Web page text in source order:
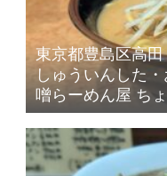
東京都豊島区高
しゅういんした
噌らーめん屋 ち